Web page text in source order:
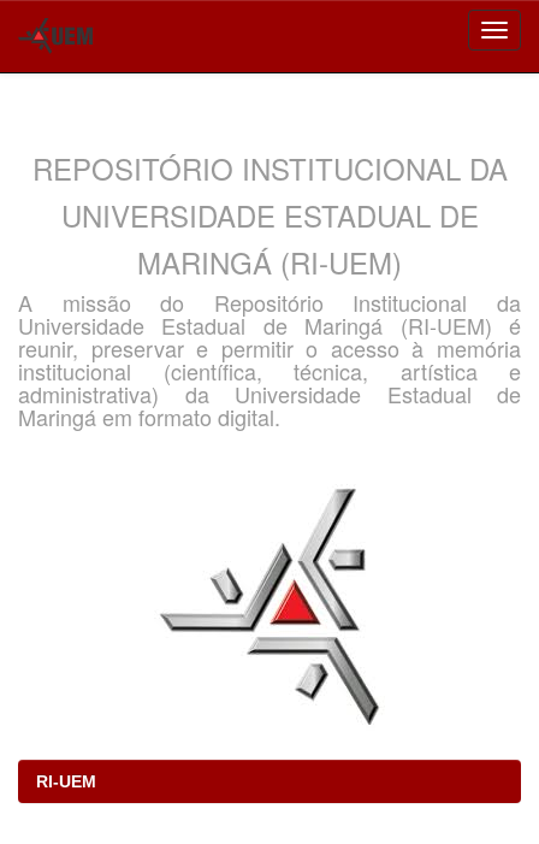
REPOSITÓRIO INSTITUCIONAL DA
UNIVERSIDADE ESTADUAL DE
MARINGÁ (RI-UEM)
A missão do Repositório Institucional da
Universidade Estadual de Maringá (RI-UEM) é
reunir, preservar e permitir o acesso à memória
institucional (científica, técnica, artística e
administrativa) da Universidade Estadual de
Maringá em formato digital.
RI-UEM